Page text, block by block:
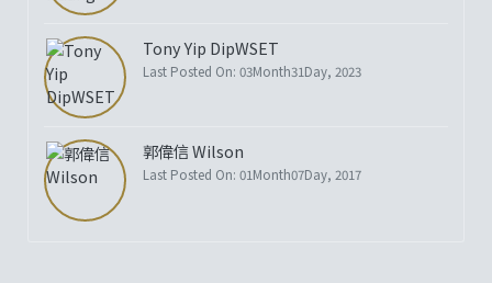
Tony Yip DipWSET
Last Posted On: 03Month31Day, 2023
郭偉信 Wilson
Last Posted On: 01Month07Day, 2017